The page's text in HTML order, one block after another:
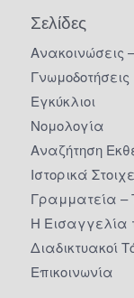
Σελίδες
Ανακοινώσεις
Γνωμοδοτήσεις
Εγκύκλιοι
Νομολογία
Αναζήτηση
Ιστορικά
Γραμματεία –
Η Εισαγγελία
Διαδικτυακοί
Επικοινωνία